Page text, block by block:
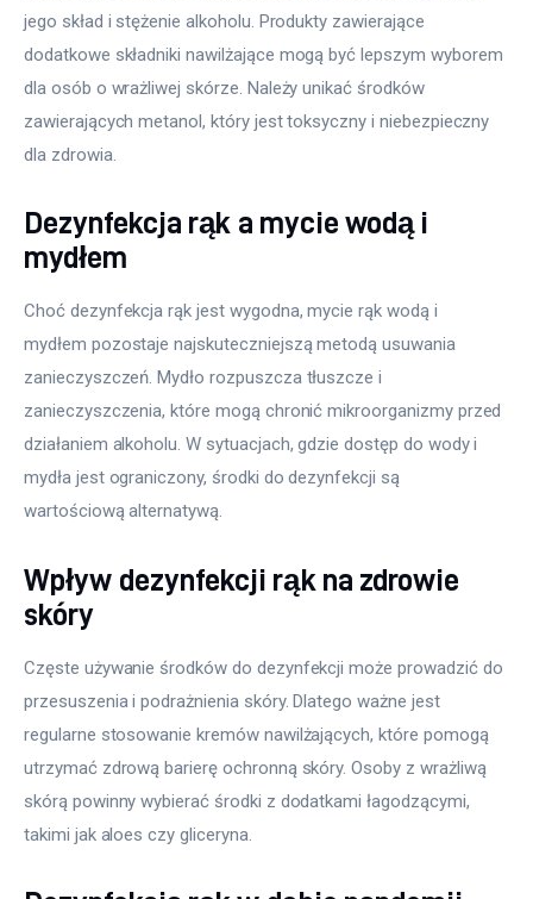
jego skład i stężenie alkoholu. Produkty zawierające
dodatkowe składniki nawilżające mogą być lepszym wyborem
dla osób o wrażliwej skórze. Należy unikać środków
zawierających metanol, który jest toksyczny i niebezpieczny
dla zdrowia.
Dezynfekcja rąk a mycie wodą i
mydłem
Choć dezynfekcja rąk jest wygodna, mycie rąk wodą i
mydłem pozostaje najskuteczniejszą metodą usuwania
zanieczyszczeń. Mydło rozpuszcza tłuszcze i
zanieczyszczenia, które mogą chronić mikroorganizmy przed
działaniem alkoholu. W sytuacjach, gdzie dostęp do wody i
mydła jest ograniczony, środki do dezynfekcji są
wartościową alternatywą.
Wpływ dezynfekcji rąk na zdrowie
skóry
Częste używanie środków do dezynfekcji może prowadzić do
przesuszenia i podrażnienia skóry. Dlatego ważne jest
regularne stosowanie kremów nawilżających, które pomogą
utrzymać zdrową barierę ochronną skóry. Osoby z wrażliwą
skórą powinny wybierać środki z dodatkami łagodzącymi,
takimi jak aloes czy gliceryna.